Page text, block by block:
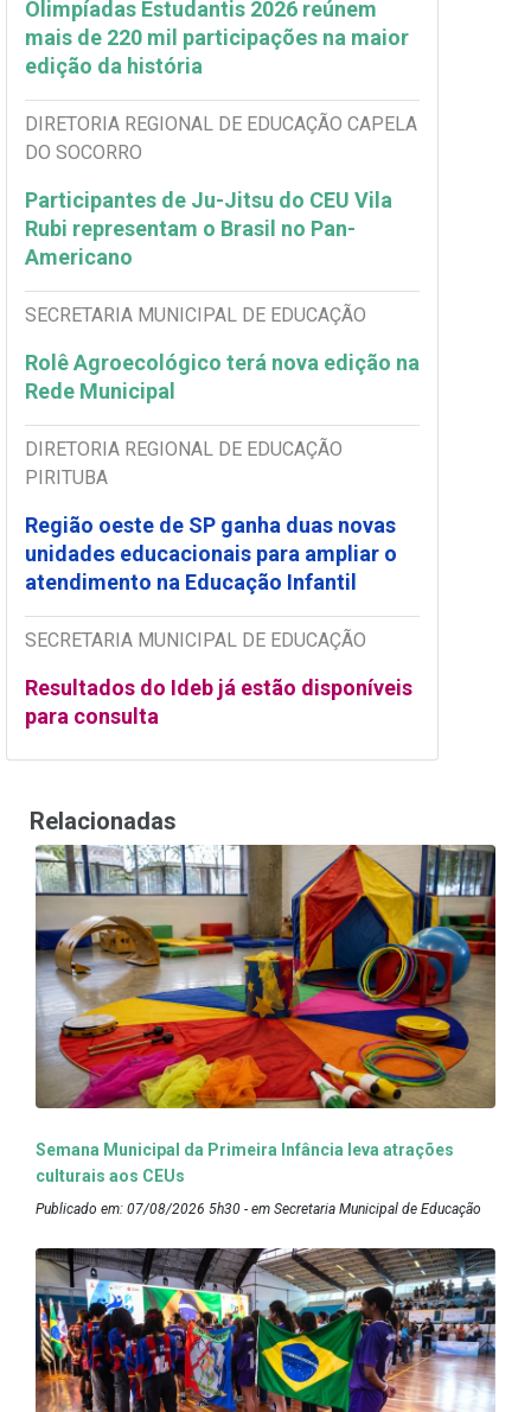
Olimpíadas Estudantis 2026 reúnem
mais de 220 mil participações na maior
edição da história
DIRETORIA REGIONAL DE EDUCAÇÃO CAPELA
DO SOCORRO
Participantes de Ju-Jitsu do CEU Vila
Rubi representam o Brasil no Pan-
Americano
SECRETARIA MUNICIPAL DE EDUCAÇÃO
Rolê Agroecológico terá nova edição na
Rede Municipal
DIRETORIA REGIONAL DE EDUCAÇÃO
PIRITUBA
Região oeste de SP ganha duas novas
unidades educacionais para ampliar o
atendimento na Educação Infantil
SECRETARIA MUNICIPAL DE EDUCAÇÃO
Resultados do Ideb já estão disponíveis
para consulta
Relacionadas
Semana Municipal da Primeira Infância leva atrações
culturais aos CEUs
Publicado em: 07/08/2026 5h30 - em Secretaria Municipal de Educação